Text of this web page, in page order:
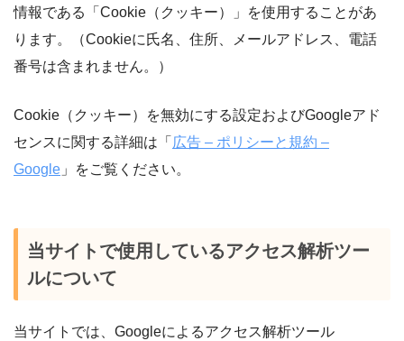
情報である「Cookie（クッキー）」を使用することがあ
ります。（Cookieに氏名、住所、メールアドレス、電話
番号は含まれません。）
Cookie（クッキー）を無効にする設定およびGoogleアド
センスに関する詳細は「 広告 – ポリシーと規約 –
Google 」をご覧ください。
当サイトで使用しているアクセス解析ツー
ルについて
当サイトでは、Googleによるアクセス解析ツール